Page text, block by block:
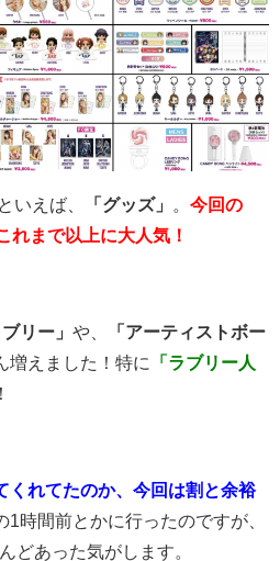
いえば、 「グッズ」
今回の
れまで以上に大人気！
ブリー」 や、
「アーティストボー
増えました！特に
「ラブリー人
くれてたのか、今回は割と余裕
1時間前とかに行ったのですが、
どあった気がします。